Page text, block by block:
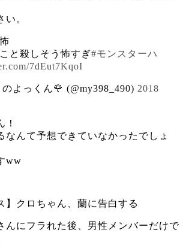
い。
と殺しそう怖すぎ#モンスターハ
7dEut7KqoI
よっくん🌹 (@my398_490) 2018
！
なんて予想できていなかったでしょ
ww
】クロちゃん、蘭に告白する
んにフラれた後、男性メンバーだけで